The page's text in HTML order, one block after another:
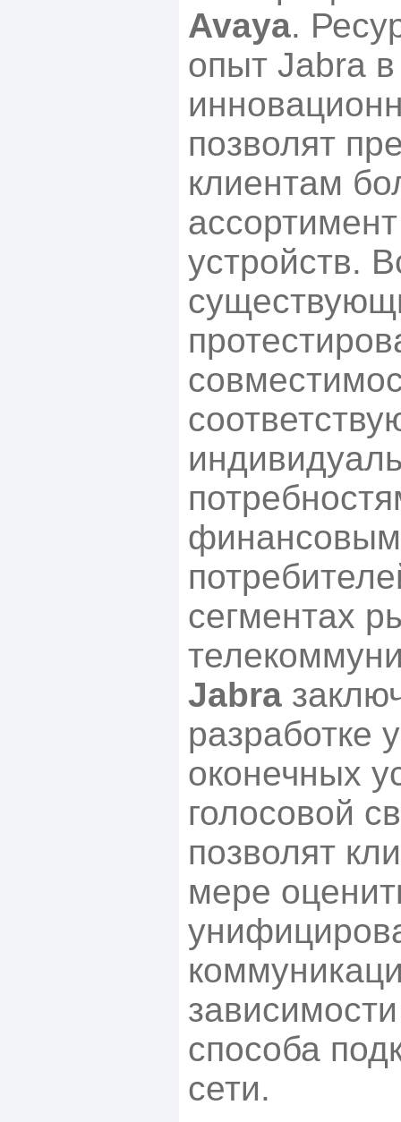
Avaya.
опыт Jabra в
позволят
клиентам
устройств.
сегментах
Jabra
разработке
оконечных
голосовой
позволят
мере
способа
сети.